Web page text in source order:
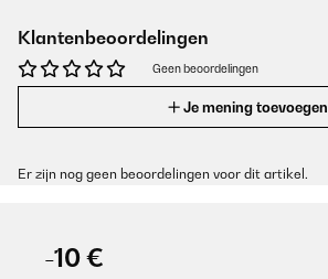
Klantenbeoordelingen
Geen beoordelingen
Je mening toevoegen
Er zijn nog geen beoordelingen voor dit artikel.
-10 €